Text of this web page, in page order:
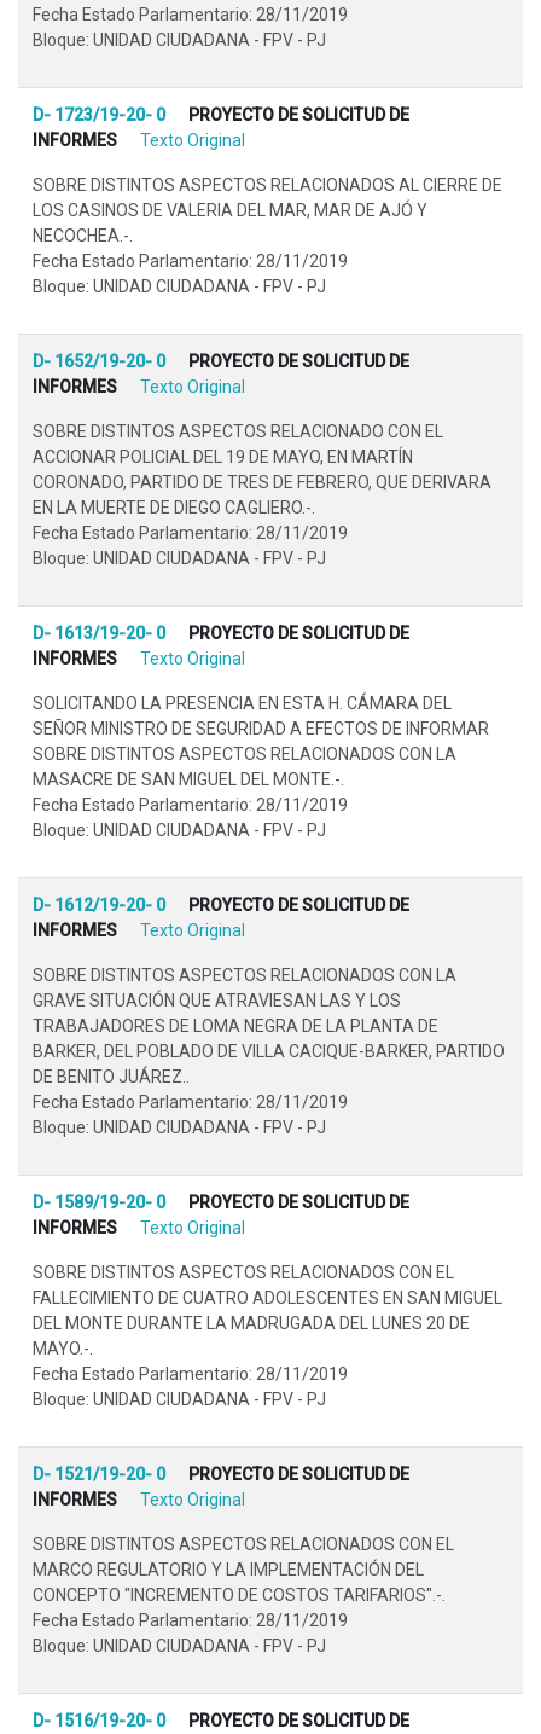
Fecha Estado Parlamentario: 28/11/2019
Bloque: UNIDAD CIUDADANA - FPV - PJ
D- 1723/19-20- 0
PROYECTO DE SOLICITUD DE
INFORMES
Texto Original
SOBRE DISTINTOS ASPECTOS RELACIONADOS AL CIERRE DE
LOS CASINOS DE VALERIA DEL MAR, MAR DE AJÓ Y
NECOCHEA.-.
Fecha Estado Parlamentario: 28/11/2019
Bloque: UNIDAD CIUDADANA - FPV - PJ
D- 1652/19-20- 0
PROYECTO DE SOLICITUD DE
INFORMES
Texto Original
SOBRE DISTINTOS ASPECTOS RELACIONADO CON EL
ACCIONAR POLICIAL DEL 19 DE MAYO, EN MARTÍN
CORONADO, PARTIDO DE TRES DE FEBRERO, QUE DERIVARA
EN LA MUERTE DE DIEGO CAGLIERO.-.
Fecha Estado Parlamentario: 28/11/2019
Bloque: UNIDAD CIUDADANA - FPV - PJ
D- 1613/19-20- 0
PROYECTO DE SOLICITUD DE
INFORMES
Texto Original
SOLICITANDO LA PRESENCIA EN ESTA H. CÁMARA DEL
SEÑOR MINISTRO DE SEGURIDAD A EFECTOS DE INFORMAR
SOBRE DISTINTOS ASPECTOS RELACIONADOS CON LA
MASACRE DE SAN MIGUEL DEL MONTE.-.
Fecha Estado Parlamentario: 28/11/2019
Bloque: UNIDAD CIUDADANA - FPV - PJ
D- 1612/19-20- 0
PROYECTO DE SOLICITUD DE
INFORMES
Texto Original
SOBRE DISTINTOS ASPECTOS RELACIONADOS CON LA
GRAVE SITUACIÓN QUE ATRAVIESAN LAS Y LOS
TRABAJADORES DE LOMA NEGRA DE LA PLANTA DE
BARKER, DEL POBLADO DE VILLA CACIQUE-BARKER, PARTIDO
DE BENITO JUÁREZ..
Fecha Estado Parlamentario: 28/11/2019
Bloque: UNIDAD CIUDADANA - FPV - PJ
D- 1589/19-20- 0
PROYECTO DE SOLICITUD DE
INFORMES
Texto Original
SOBRE DISTINTOS ASPECTOS RELACIONADOS CON EL
FALLECIMIENTO DE CUATRO ADOLESCENTES EN SAN MIGUEL
DEL MONTE DURANTE LA MADRUGADA DEL LUNES 20 DE
MAYO.-.
Fecha Estado Parlamentario: 28/11/2019
Bloque: UNIDAD CIUDADANA - FPV - PJ
D- 1521/19-20- 0
PROYECTO DE SOLICITUD DE
INFORMES
Texto Original
SOBRE DISTINTOS ASPECTOS RELACIONADOS CON EL
MARCO REGULATORIO Y LA IMPLEMENTACIÓN DEL
CONCEPTO "INCREMENTO DE COSTOS TARIFARIOS".-.
Fecha Estado Parlamentario: 28/11/2019
Bloque: UNIDAD CIUDADANA - FPV - PJ
D- 1516/19-20- 0 PROYECTO DE SOLICITUD DE